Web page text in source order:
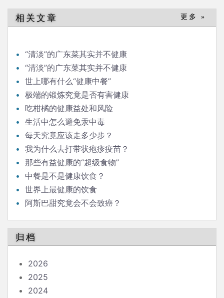
导
航
相关文章 更多 »
“清淡”的广东菜其实并不健康
“清淡”的广东菜其实并不健康
世上哪有什么“健康中餐”
极端的锻炼究竟是否有害健康
吃柑橘的健康益处和风险
生活中怎么避免汞中毒
每天究竟应该走多少步？
我为什么去打带状疱疹疫苗？
那些有益健康的“超级食物”
中餐是不是健康饮食？
世界上最健康的饮食
阿斯巴甜究竟会不会致癌？
归档
2026
2025
2024